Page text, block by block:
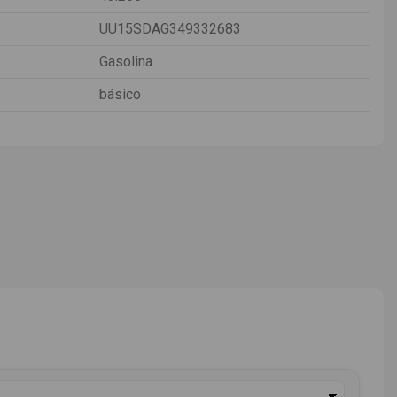
UU15SDAG349332683
Gasolina
básico